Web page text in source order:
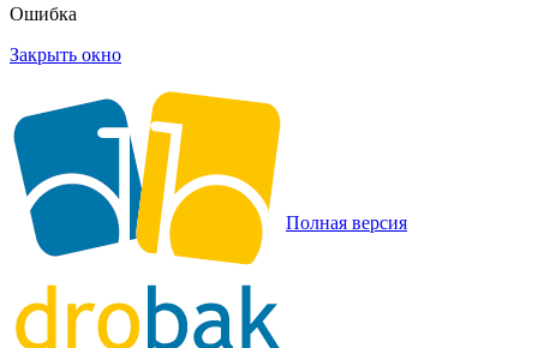
Ошибка
Закрыть окно
Полная версия